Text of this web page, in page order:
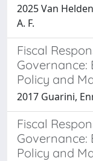
2025 Van
A. F.
Fiscal
Governance:
Policy and
2017 Guarini,
Fiscal
Governance:
Policy and